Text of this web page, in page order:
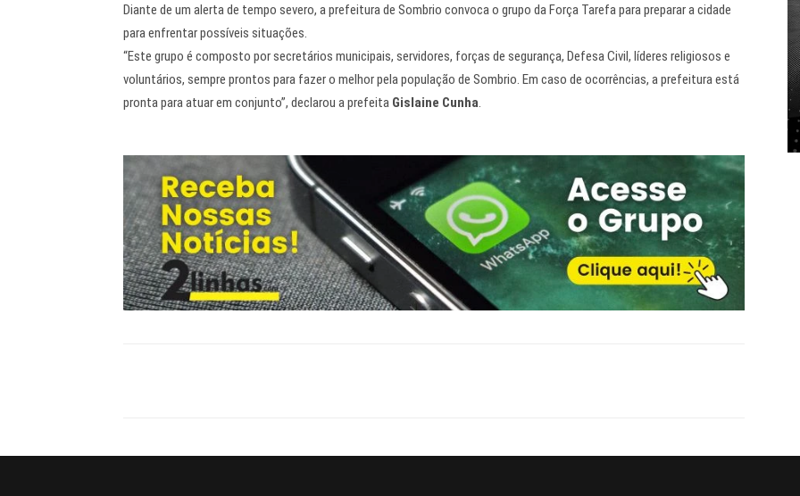
Diante de um alerta de tempo severo, a prefeitura de Sombrio convoca o grupo da Força Tarefa para preparar a cidade
para enfrentar possíveis situações.
“Este grupo é composto por secretários municipais, servidores, forças de segurança, Defesa Civil, líderes religiosos e
voluntários, sempre prontos para fazer o melhor pela população de Sombrio. Em caso de ocorrências, a prefeitura está
pronta para atuar em conjunto”, declarou a prefeita Gislaine Cunha.